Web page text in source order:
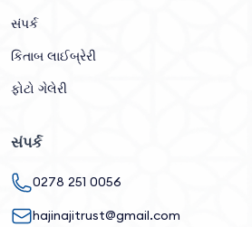
સંપર્ક
કિતાબ લાઈબ્રેરી
ફોટો ગેલેરી
સંપર્ક
0278 251 0056
hajinajitrust@gmail.com